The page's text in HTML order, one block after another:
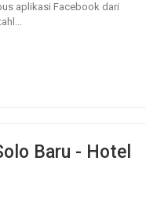
aplikasi Facebook dari
Baru - Hotel